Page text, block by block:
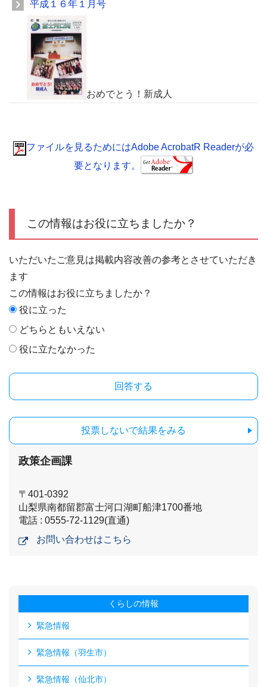
平成１６年１月号
おめでとう！新成人
ファイルを見るためにはAdobe AcrobatR Readerが必
要となります。
この情報はお役に立ちましたか？
いただいたご意見は掲載内容改善の参考とさせていただき
ます
この情報はお役に立ちましたか？
役に立った
どちらともいえない
役に立たなかった
投票しないで結果をみる
政策企画課
〒401-0392
山梨県南都留郡富士河口湖町船津1700番地
電話 : 0555-72-1129(直通)
お問い合わせはこちら
くらしの情報
緊急情報
緊急情報（羽生市）
緊急情報（仙北市）